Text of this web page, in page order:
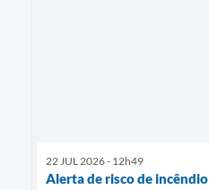
22 JUL 2026 - 12h49
Alerta de risco de incêndio